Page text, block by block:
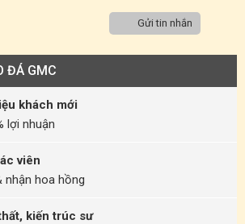
Gửi tin nhắn
ĐÁ GMC
khách mới
lợi nhuận
viên
nhận hoa hồng
kiến trúc sư